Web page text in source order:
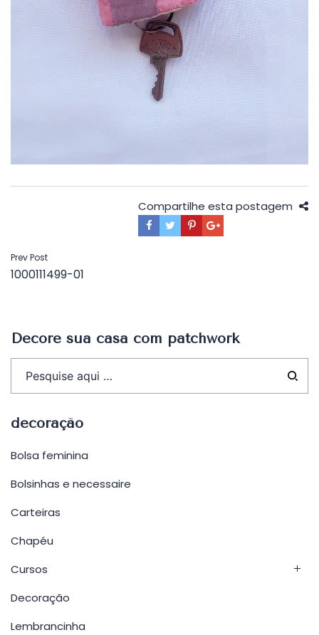
Compartilhe esta postagem
Navegação
de
Prev Post
1000111499-01
Decore sua casa com patchwork
decoração
Bolsa feminina
Bolsinhas e necessaire
Carteiras
Chapéu
Cursos
Decoração
Lembrancinha